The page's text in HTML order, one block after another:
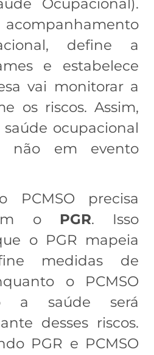
Ocupacional).
acompanhamento
define a
e estabelece
vai monitorar a
os riscos. Assim,
ocupacional
não em evento
PCMSO precisa
o PGR. Isso
o PGR mapeia
medidas de
o PCMSO
a saúde será
desses riscos.
PGR e PCMSO